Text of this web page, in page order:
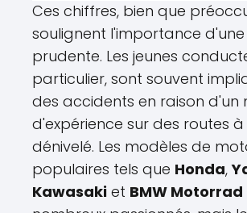
Ces chiffres, bien que
soulignent l'importance
prudente. Les jeunes
particulier, sont souvent
des accidents en raison d'un
d'expérience sur des routes
dénivelé. Les modèles de
populaires tels que Honda,
Kawasaki et BMW Motorrad